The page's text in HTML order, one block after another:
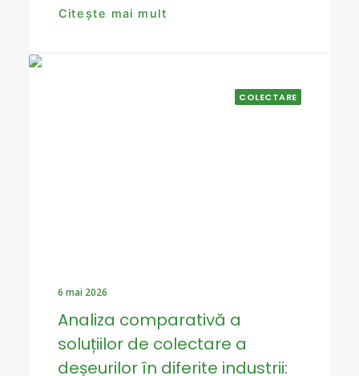
Citește mai mult
COLECTARE
6 mai 2026
Analiza comparativă a
soluțiilor de colectare a
deșeurilor în diferite industrii: